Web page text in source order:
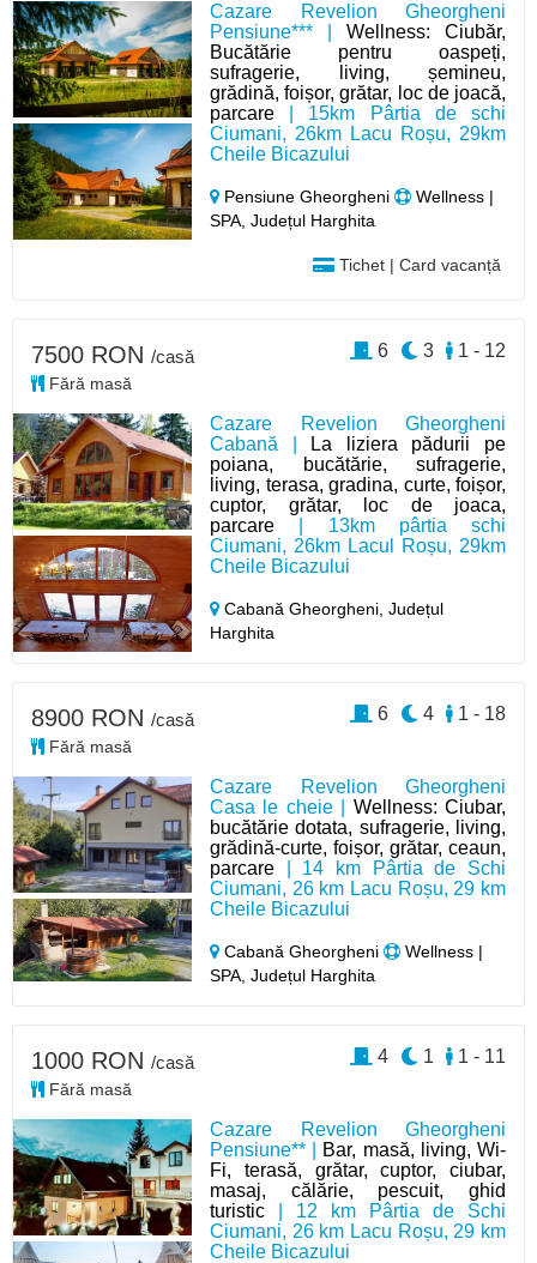
Cazare Revelion Gheorgheni
Pensiune*** |Wellness: Ciubăr,
Bucătărie pentru oaspeți,
sufragerie, living, șemineu,
grădină, foișor, grătar, loc de joacă,
parcare | 15km Pârtia de schi
Ciumani, 26km Lacu Roșu, 29km
Cheile Bicazului
Pensiune Gheorgheni
Wellness |
SPA, Județul Harghita
Tichet | Card vacanță
Cazare Revelion Gheorgheni
Cabană |
La liziera pădurii pe
poiana, bucătărie, sufragerie,
living, terasa, gradina, curte, foișor,
cuptor, grătar, loc de joaca,
parcare | 13km pârtia schi
Ciumani, 26km Lacul Roșu, 29km
Cheile Bicazului
Cabană Gheorgheni,Județul
Harghita
7500 RON /casă
Fără masă
1 - 12
3
6
Cazare Revelion Gheorgheni
Casa le cheie | Wellness: Ciubar,
bucătărie dotata, sufragerie, living,
grădină-curte, foișor, grătar, ceaun,
parcare | 14 km Pârtia de Schi
Ciumani, 26 km Lacu Roșu, 29 km
Cheile Bicazului
Cabană Gheorgheni
Wellness |
SPA, Județul Harghita
8900 RON /casă
Fără masă
1 - 18
4
6
Cazare Revelion Gheorgheni
Pensiune** | Bar, masă, living, Wi-
Fi, terasă, grătar, cuptor, ciubar,
masaj, călărie, pescuit, ghid
turistic | 12 km Pârtia de Schi
Ciumani, 26 km Lacu Roșu, 29 km
Cheile Bicazului
1000 RON /casă
Fără masă
1 - 11
1
4